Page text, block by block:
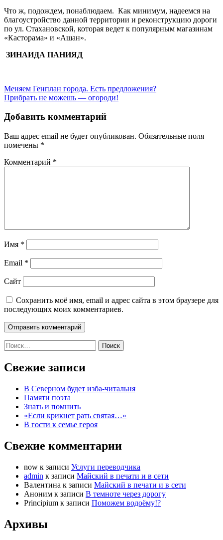
Что ж, подождем, понаблюдаем. Как минимум, надеемся на
благоустройство данной территории и реконструкцию дороги
по ул. Стахановской, которая ведет к популярным магазинам
«Касторама» и «Ашан».
ЗИНАИДА ПАНИЯД
Навигация
по
записям
Меняем Генплан города. Есть предложения?
Прибрать не можешь — огороди!
Добавить комментарий
Ваш адрес email не будет опубликован. Обязательные поля
помечены *
Комментарий *
Имя *
Email *
Сайт
Сохранить моё имя, email и адрес сайта в этом браузере для
последующих моих комментариев.
Найти:
Свежие записи
В Северном будет изба-читальня
Памяти поэта
Знать и помнить
«Если крикнет рать святая…»
В гости к семье героя
Свежие комментарии
now к записи Услуги переводчика
admin к записи Майский в печати и в сети
Валентина к записи Майский в печати и в сети
Аноним к записи В темноте через дорогу
Principium к записи Поможем водоёму!?
Архивы